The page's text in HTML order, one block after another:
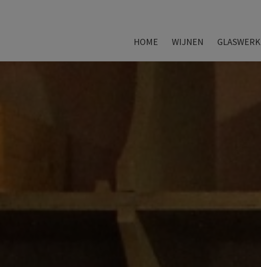
HOME WIJNEN GLASWERK